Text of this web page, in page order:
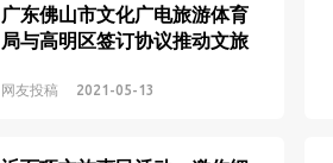
广东佛山市文化广电旅游体育
局与高明区签订协议推动文旅
网友投稿 2021-05-13